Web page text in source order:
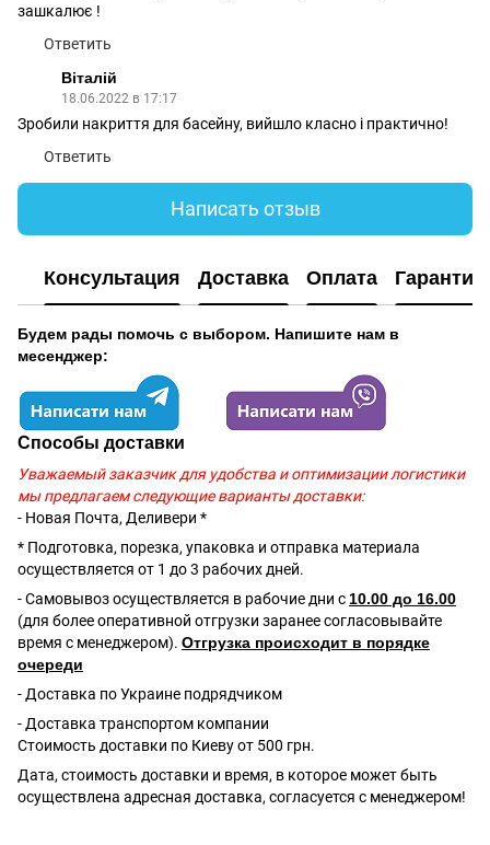
зашкалює !
Ответить
Віталій
18.06.2022 в 17:17
Зробили накриття для басейну, вийшло класно і практично!
Ответить
Написать отзыв
Консультация Доставка Оплата Гарантия
Будем рады помочь с выбором. Напишите нам в
месенджер:
Способы доставки
Уважаемый заказчик для удобства и оптимизации логистики
мы предлагаем следующие варианты доставки:
- Новая Почта, Деливери *
* Подготовка, порезка, упаковка и отправка материала
осуществляется от 1 до 3 рабочих дней.
- Самовывоз осуществляется в рабочие дни с 10.00 до 16.00
(для более оперативной отгрузки заранее согласовывайте
время с менеджером). Отгрузка происходит в порядке
очереди
- Доставка по Украине подрядчиком
- Доставка транспортом компании
Стоимость доставки по Киеву от 500 грн.
Дата, стоимость доставки и время, в которое может быть
осуществлена адресная доставка, согласуется с менеджером!